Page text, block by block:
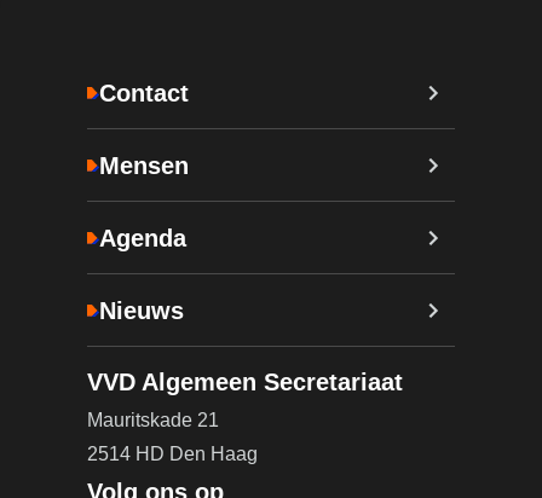
Contact
Mensen
Agenda
Nieuws
VVD Algemeen Secretariaat
Mauritskade 21
2514 HD Den Haag
Volg ons op